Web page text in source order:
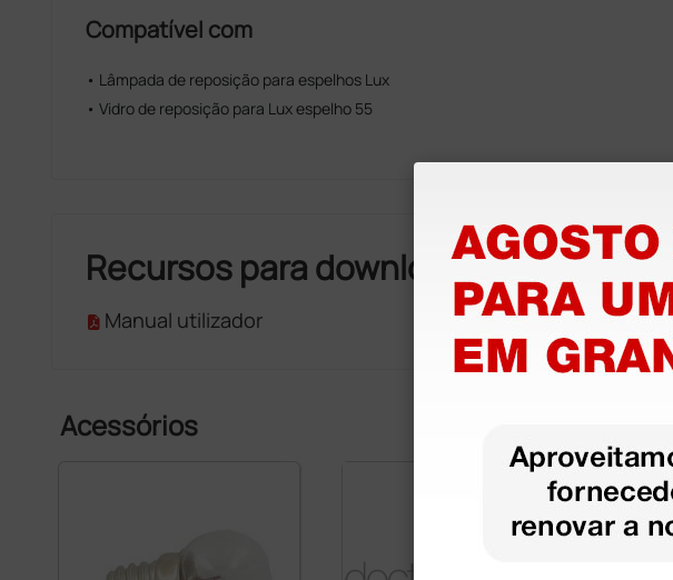
Compatível com
• Lâmpada de reposição para espelhos Lux
• Vidro de reposição para Lux espelho 55
Recursos para download
Manual utilizador
Acessórios